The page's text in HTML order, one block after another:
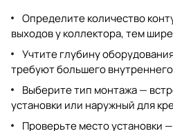
Определите количество
выходов у коллектора, тем
Учтите глубину
требуют большего
Выберите тип монтажа —
установки или наружный для
Проверьте место установки